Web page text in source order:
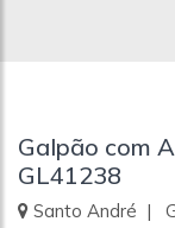
Galpão com
GL41238
Santo André |